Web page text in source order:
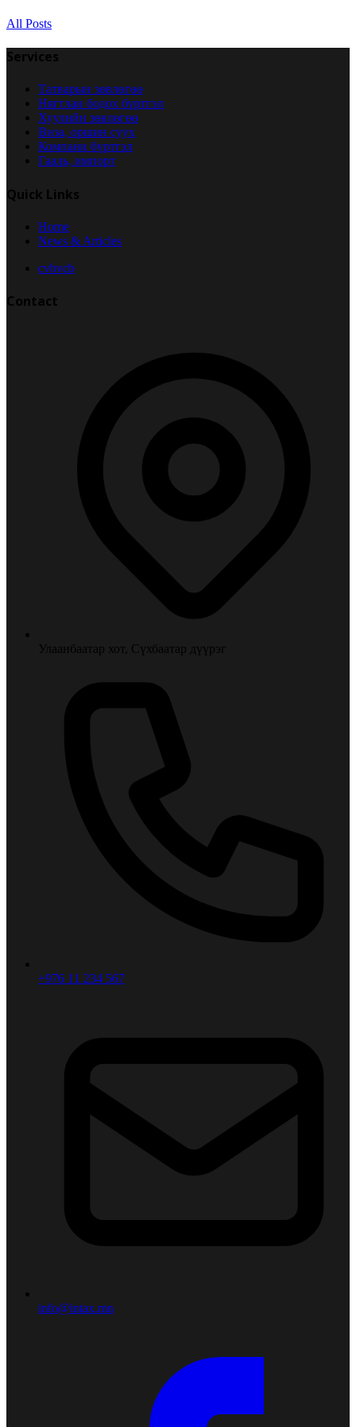
All Posts
Services
Татварын зөвлөгөө
Нягтлан бодох бүртгэл
Хуулийн зөвлөгөө
Виза, оршин суух
Компани бүртгэл
Гааль, импорт
Quick Links
Home
News & Articles
cvbvcb
Contact
Улаанбаатар хот, Сүхбаатар дүүрэг
+976 11 234 567
info@intax.mn